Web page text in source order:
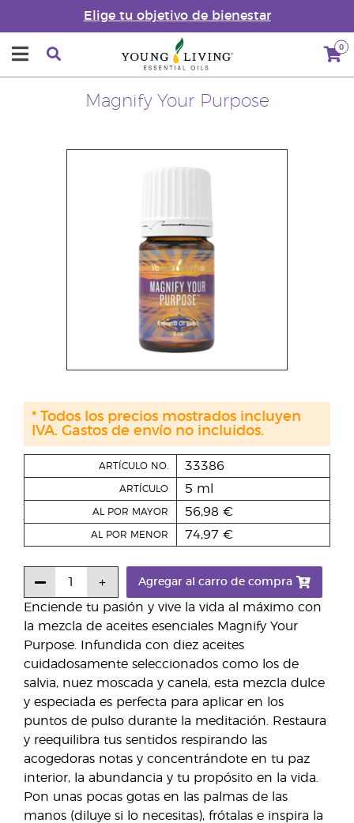
Elige tu objetivo de bienestar
0
Magnify Your Purpose
Enciende tu pasión y vive la vida al máximo con
la mezcla de aceites esenciales Magnify Your
Purpose. Infundida con diez aceites
cuidadosamente seleccionados como los de
salvia, nuez moscada y canela, esta mezcla dulce
y especiada es perfecta para aplicar en los
puntos de pulso durante la meditación. Restaura
y reequilibra tus sentidos respirando las
acogedoras notas y concentrándote en tu paz
interior, la abundancia y tu propósito en la vida.
Pon unas pocas gotas en las palmas de las
manos (diluye si lo necesitas), frótalas e inspira la
ARTÍCULO NO. 33386
ARTÍCULO 5 ml
AL POR MAYOR 56,98 €
AL POR MENOR 74,97 €
Agregar al carro de compra
* Todos los precios mostrados incluyen
IVA. Gastos de envío no incluidos.